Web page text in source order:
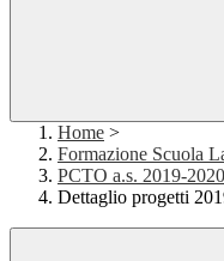
Home >
Formazione Scuola
PCTO a.s. 2019-2020
Dettaglio progetti